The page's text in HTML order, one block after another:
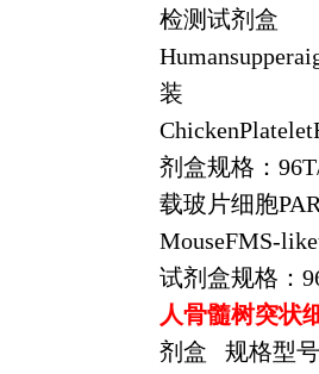
检测试剂盒
装
剂盒规格：
载玻片细胞
MouseFMS-
试剂盒规格：
人骨髓树突状
剂盒
规格型